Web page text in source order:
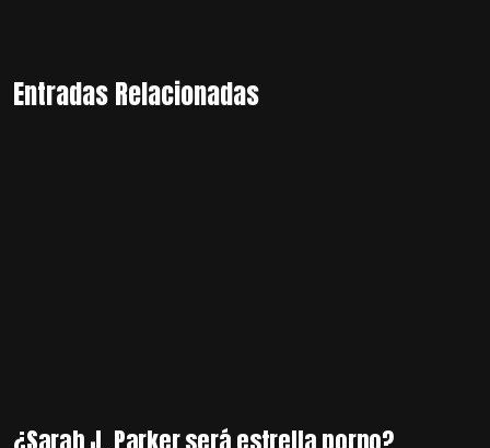
Entradas Relacionadas
¿Sarah J. Parker será estrella porno?